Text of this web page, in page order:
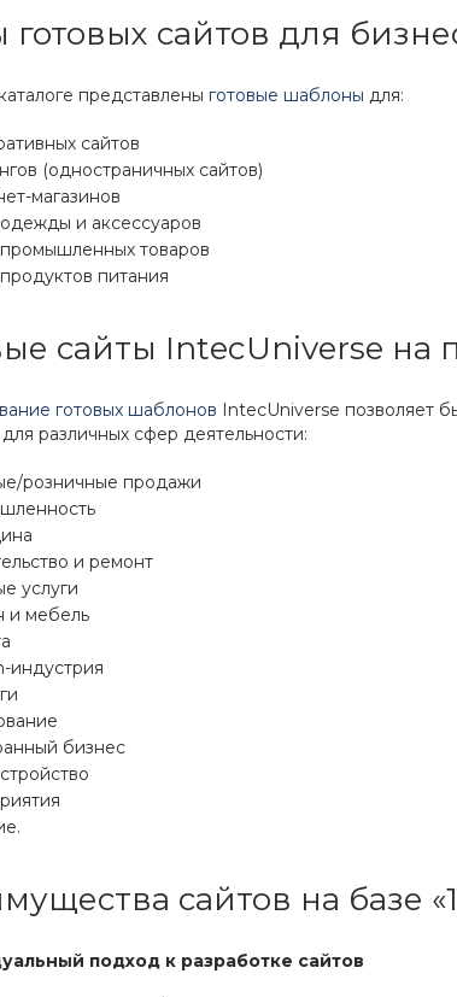
сайтов для
представлены готовые шаблоны для:
сайтов
(одностраничных сайтов)
магазинов
одежды и аксессуаров
промышленных товаров
продуктов питания
сайты IntecUniverse на
готовых шаблонов IntecUniverse позволяет
различных сфер деятельности:
розничные продажи
и ремонт
услуги
и мебель
индустрия
бизнес
сайтов на базе
подход к разработке сайтов